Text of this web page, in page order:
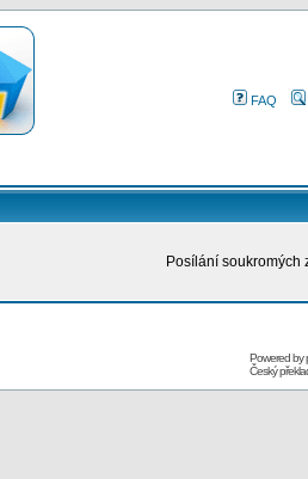
FAQ
Posílání soukromých
Powered by
Český